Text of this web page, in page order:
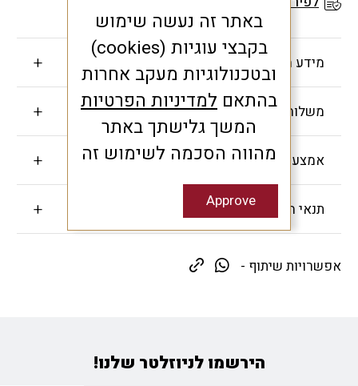
מידע חשוב
משלוחים והחזרות
אמצעי תשלום
תנאי האחריות
אפשרויות שיתוף -
הירשמו לניוזלטר שלנו!
באתר זה נעשה שימוש
בקבצי עוגיות (cookies)
ובטכנולוגיות מעקב אחרות
בהתאם למדיניות הפרטיות
המשך גלישתך באתר
מהווה הסכמה לשימוש זה
Approve